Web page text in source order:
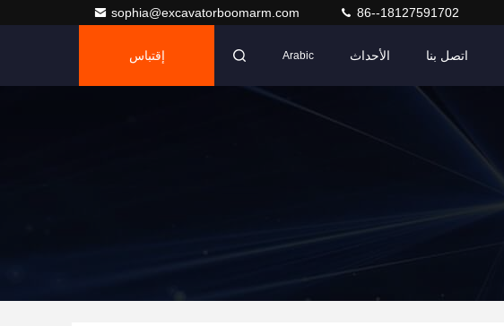
sophia@excavatorboomarm.com 86--18127591702
اتصل بنا الأحداث Arabic إقتباس